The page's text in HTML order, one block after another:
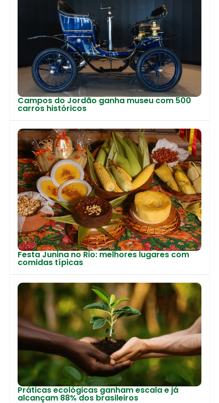
Campos do Jordão ganha museu com 500
carros históricos
Festa Junina no Rio: melhores lugares com
comidas típicas
Práticas ecológicas ganham escala e já
alcançam 88% dos brasileiros